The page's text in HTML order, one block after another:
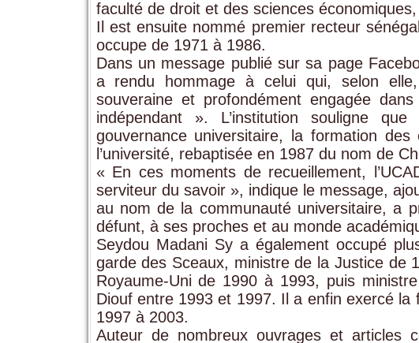
faculté de droit et des sciences
Il est ensuite nommé premier recteur
occupe de 1971 à 1986.
Dans un message publié sur sa page
a rendu hommage à celui qui, selon
souveraine et profondément engagée
indépendant ». L’institution souligne
gouvernance universitaire, la formation
l’université, rebaptisée en 1987 du nom de
« En ces moments de recueillement,
serviteur du savoir », indique le message,
au nom de la communauté universitaire, a
défunt, à ses proches et au monde
Seydou Madani Sy a également occupé
garde des Sceaux, ministre de la Justice de
Royaume-Uni de 1990 à 1993, puis
Diouf entre 1993 et 1997. Il a enfin exercé
1997 à 2003.
Auteur de nombreux ouvrages et articles